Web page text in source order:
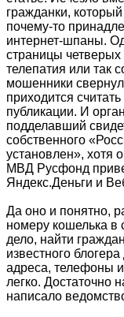
гражданки,
почему-то
интернет-шпаны.
страницы
телепатия или так
мошенники
приходится
публикации. И
подделавший
собственного
установлен», хотя
МВД Русфонд
Яндекс.Деньги и
Да оно и понятно,
номеру кошелька в
дело, найти
известного
адреса, телефоны
легко. Достаточно
написало